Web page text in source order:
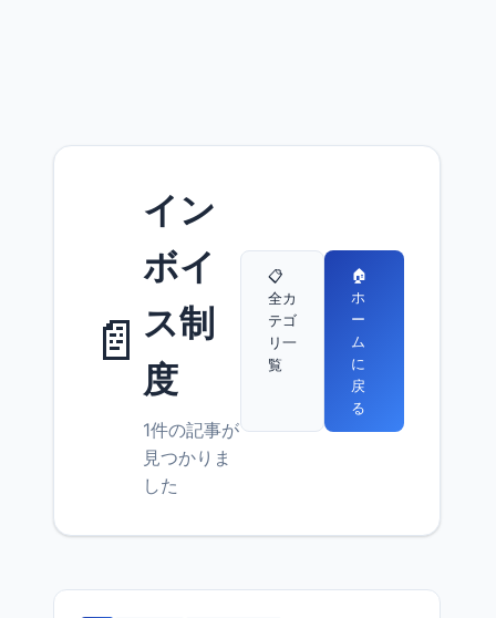
📄
イン
ボイ
ス制
度
1件の記事が
見つかりま
した
📋
全カ
テゴ
リ一
覧
🏠
ホ
ー
ム
に
戻
る